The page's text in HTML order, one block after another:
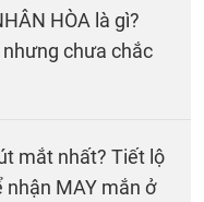
HÒA là gì?
chưa chắc
mắt nhất? Tiết lộ
MAY mắn ở